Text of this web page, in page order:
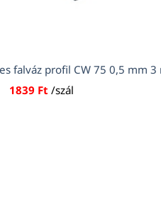
falváz profil CW 75 0,5 mm 3
1839 Ft /szál